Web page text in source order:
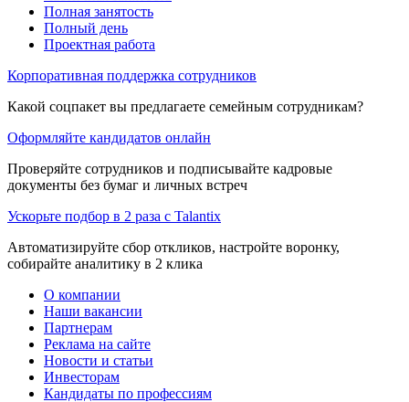
Полная занятость
Полный день
Проектная работа
Корпоративная поддержка сотрудников
Какой соцпакет вы предлагаете семейным сотрудникам?
Оформляйте кандидатов онлайн
Проверяйте сотрудников и подписывайте кадровые
документы без бумаг и личных встреч
Ускорьте подбор в 2 раза с Talantix
Автоматизируйте сбор откликов, настройте воронку,
собирайте аналитику в 2 клика
О компании
Наши вакансии
Партнерам
Реклама на сайте
Новости и статьи
Инвесторам
Кандидаты по профессиям